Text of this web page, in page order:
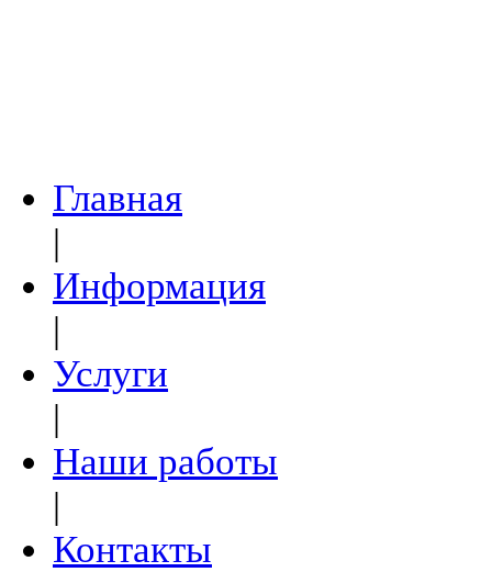
Главная
|
Информация
|
Услуги
|
Наши работы
|
Контакты